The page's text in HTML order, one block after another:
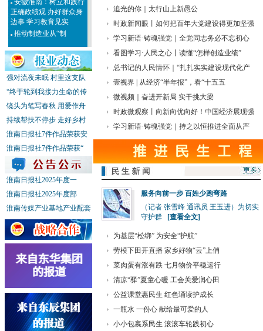
正确政绩观 办好群众身
边事 学习教育见实
推动制造业从“制
造”向“智造”跃升
千年名山的年轻化突围
工业互联网释放乘数效
应
助农直播间为啥说起英
语？
2026年“港澳青年看祖
寿县
亲水享清凉
机器人“上岗”，应用场
景更智能
安徽淮南：树立和践行
正确政绩观 办好群众身
边事 学习教育见实
造”向“智造”跃升
千年名山的年轻化突围
工业互联网释放乘数效
应
助农直播间为啥说起英
语？
强对流夜未眠 村里这支队
“终于轮到我接力生命的传
镜头为笔写春秋 用爱作舟
持续帮扶不停步 走好乡村
淮南日报社7件作品荣获安
淮南日报社7件作品荣获“
淮南日报社2025年度一
淮南日报社2025年度部
淮南传媒产业基地产业配套
追光的你｜太行山上新愚公
时政新闻眼丨如何把百年大党建设得更加坚强
学习新语·铸魂强党｜全党同志务必不忘初心
看图学习·人民之心丨读懂“怎样创造业绩”
总书记的人民情怀｜“扎扎实实建设现代化产
壹视界 | 从经济“半年报”，看“十五五
微视频｜奋进开新局 实干挑大梁
时政微观察丨向新向优向好！中国经济展现强
学习新语·铸魂强党｜持之以恒推进全面从严
服务向前一步 百姓少跑弯路
（记者 张雪峰 通讯员 王玉进）为切实
守护群
[查看全文]
为基层“松绑” 为安全“护航”
劳模下田开直播 家乡好物“云”上俏
菜肉蛋有涨有跌 七月物价平稳运行
清凉“驿”夏童心暖 工会关爱润心田
公益课堂惠民生 红色诵读护成长
一瓶水 一份心 献给最可爱的人
小小包裹系民生 滚滚车轮践初心